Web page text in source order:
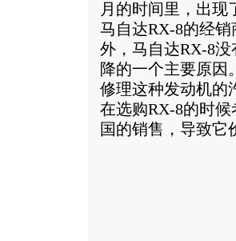
月的时间里，出
马自达RX-8的经
外，马自达RX-8
降的一个主要原因
修理这种发动机的
在选购RX-8的时
国的销售，导致它